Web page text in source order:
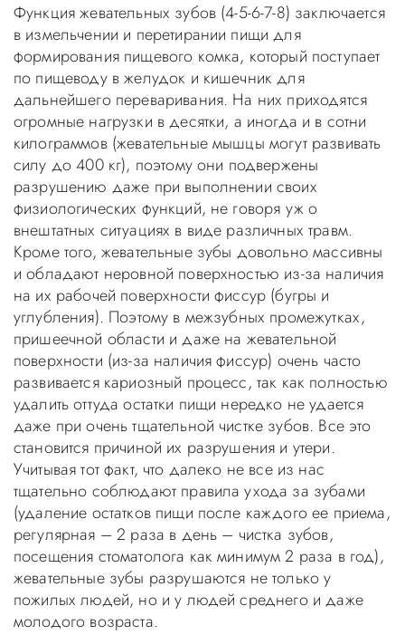
Функция жевательных зубов (4-5-6-7-8) заключается
в измельчении и перетирании пищи для
формирования пищевого комка, который поступает
по пищеводу в желудок и кишечник для
дальнейшего переваривания. На них приходятся
огромные нагрузки в десятки, а иногда и в сотни
килограммов (жевательные мышцы могут развивать
силу до 400 кг), поэтому они подвержены
разрушению даже при выполнении своих
физиологических функций, не говоря уж о
внештатных ситуациях в виде различных травм.
Кроме того, жевательные зубы довольно массивны
и обладают неровной поверхностью из-за наличия
на их рабочей поверхности фиссур (бугры и
углубления). Поэтому в межзубных промежутках,
пришеечной области и даже на жевательной
поверхности (из-за наличия фиссур) очень часто
развивается кариозный процесс, так как полностью
удалить оттуда остатки пищи нередко не удается
даже при очень тщательной чистке зубов. Все это
становится причиной их разрушения и утери.
Учитывая тот факт, что далеко не все из нас
тщательно соблюдают правила ухода за зубами
(удаление остатков пищи после каждого ее приема,
регулярная – 2 раза в день – чистка зубов,
посещения стоматолога как минимум 2 раза в год),
жевательные зубы разрушаются не только у
пожилых людей, но и у людей среднего и даже
молодого возраста.